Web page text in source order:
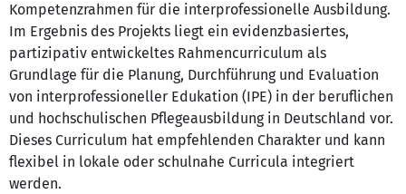
Kompetenzrahmen für die interprofessionelle Ausbildung.
Im Ergebnis des Projekts liegt ein evidenzbasiertes,
partizipativ entwickeltes Rahmencurriculum als
Grundlage für die Planung, Durchführung und Evaluation
von interprofessioneller Edukation (IPE) in der beruflichen
und hochschulischen Pflegeausbildung in Deutschland vor.
Dieses Curriculum hat empfehlenden Charakter und kann
flexibel in lokale oder schulnahe Curricula integriert
werden.